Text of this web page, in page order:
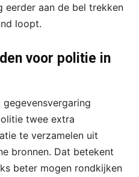
eerder aan de bel trekken
loopt.
voor politie in
gegevensvergaring
twee extra
te verzamelen uit
bronnen. Dat betekent
beter mogen rondkijken